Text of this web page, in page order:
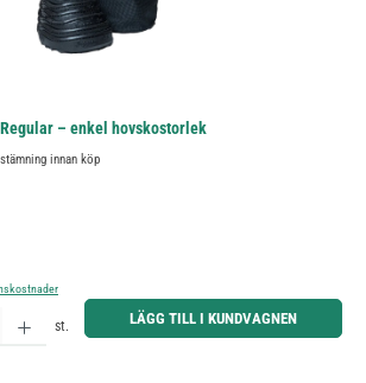
– enkel hovskostorlek
innan köp
belopp eller använd knapparna för att öka eller minska kvantiteten.
st. LÄGG TILL I KUNDVAGNEN